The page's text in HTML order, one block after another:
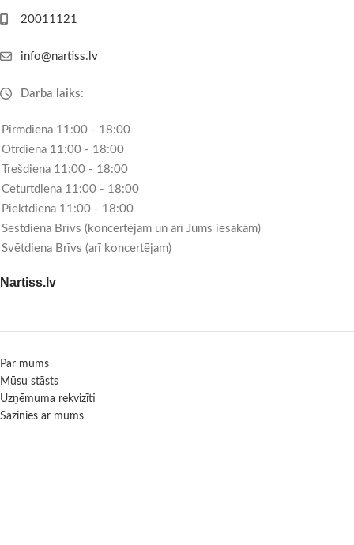
20011121
info@nartiss.lv
Darba laiks:
Pirmdiena 11:00 - 18:00
Otrdiena 11:00 - 18:00
Trešdiena 11:00 - 18:00
Ceturtdiena 11:00 - 18:00
Piektdiena 11:00 - 18:00
Sestdiena Brīvs (koncertējam un arī Jums iesakām)
Svētdiena Brīvs (arī koncertējam)
Nartiss.lv
Par mums
Mūsu stāsts
Uzņēmuma rekvizīti
Sazinies ar mums